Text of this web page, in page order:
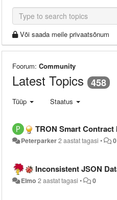
Või saada meile privaatsõnum
Foorum: Community
Latest Topics 458
Tüüp Staatus
TRON Smart Contract
Peterparker2 aastat tagasi • 0
Inconsistent JSON Data Type Handling in
Elmo 2 aastat tagasi • 0